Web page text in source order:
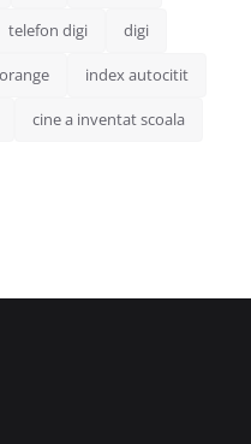
telefon digi digi
index autocitit
cine a inventat scoala